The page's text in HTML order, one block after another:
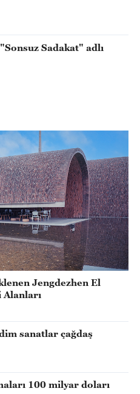
Sadakat" adlı
Jengdezhen El
Alanları
sanatlar çağdaş
100 milyar doları